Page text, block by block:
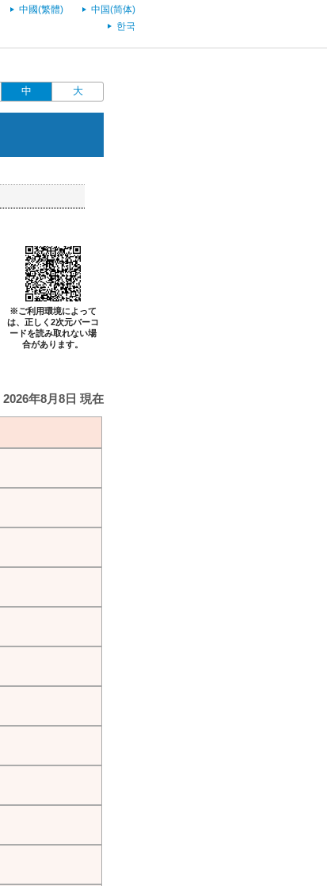
中國(繁體)
中国(简体)
한국
中 大
※ご利用環境によって
は、正しく2次元バーコ
ードを読み取れない場
合があります。
2026年8月8日 現在